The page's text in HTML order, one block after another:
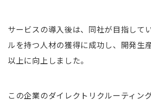
サービスの導入後は、同社が目指して
ルを持つ人材の獲得に成功し、開発生
以上に向上しました。
この企業のダイレクトリクルーティン